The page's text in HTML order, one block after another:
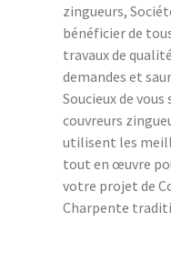
zingueurs,
bénéficier de
travaux de
demandes et
Soucieux de
couvreurs
utilisent les
tout en œuvre
votre projet de
Charpente